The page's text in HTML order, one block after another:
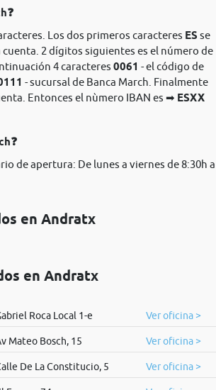
Los dos primeros caracteres ES se
2 dígitos siguientes es el número de
4 caracteres 0061 - el código de
- sucursal de Banca March. Finalmente
Entonces el nùmero IBAN es ➡ ESXX
de apertura: De lunes a viernes de 8:30h a
en Andratx
en Andratx
Roca Local 1-e Ver oficina >
Mateo Bosch, 15 Ver oficina >
De La Constitucio, 5 Ver oficina >